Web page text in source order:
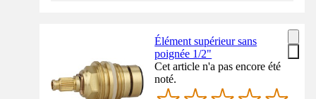
Élément supérieur sans
poignée 1/2"
Cet article n'a pas encore été
noté.